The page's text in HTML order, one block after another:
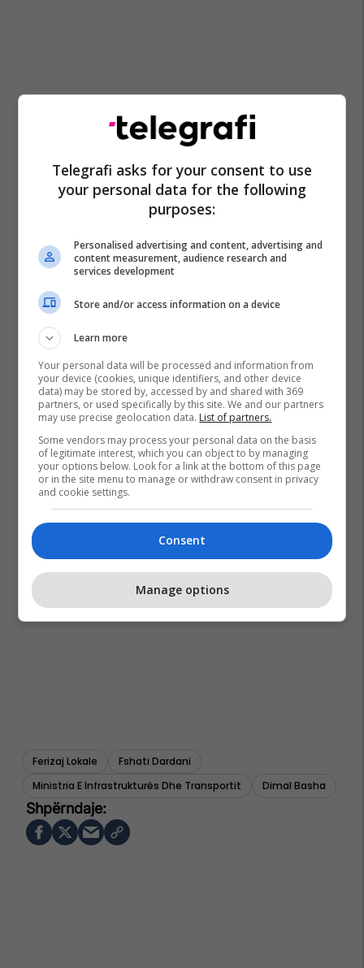
Ferizaj Lokale
Fshati Dardani
Ministria E Infrastrukturës Dhe Transportit
Dimal Basha
Telegrafi asks for your consent to use
your personal data for the following
purposes:
Personalised advertising and content, advertising and
content measurement, audience research and
services development
Store and/or access information on a device
Learn more
Your personal data will be processed and information from
your device (cookies, unique identifiers, and other device
data) may be stored by, accessed by and shared with 369
partners, or used specifically by this site. We and our partners
may use precise geolocation data. List of partners.
Some vendors may process your personal data on the basis
of legitimate interest, which you can object to by managing
your options below. Look for a link at the bottom of this page
or in the site menu to manage or withdraw consent in privacy
and cookie settings.
Consent
Manage options